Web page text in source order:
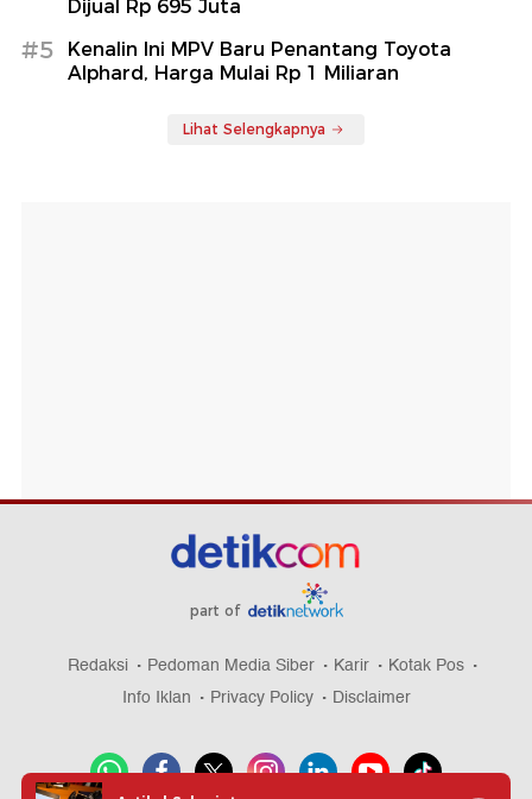
Dijual Rp 695 Juta
#5
Kenalin Ini MPV Baru Penantang Toyota
Alphard, Harga Mulai Rp 1 Miliaran
Lihat Selengkapnya
part of
Redaksi Pedoman Media Siber Karir
Kotak Pos
Info Iklan
Privacy Policy Disclaimer